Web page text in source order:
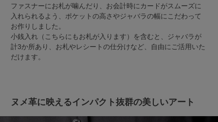
ファスナーにお札が噛んだり、お会計時にカードがスムーズに
入れられるよう、ポケットの高さやジャバラの幅にこだわって
お作りしました。
小銭入れ（こちらにもお札が入ります）を含むと、ジャバラが
計3か所あり、お札やレシートの仕分けなど、自由にご活用いた
だけます。
ヌメ革に映えるインパクト抜群の美しいアート